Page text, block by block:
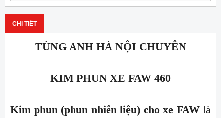
CHI TIẾT
TÙNG ANH HÀ NỘI CHUYÊN
KIM PHUN XE FAW 460
Kim phun (phun nhiên liệu) cho xe FAWlà